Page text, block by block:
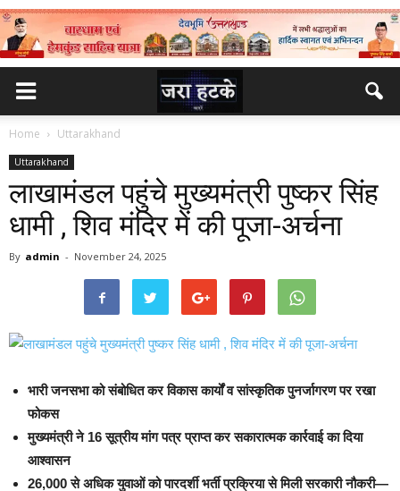
Home Uttarakhand
Uttarakhand
लाखामंडल पहुंचे मुख्यमंत्री पुष्कर सिंह
धामी , शिव मंदिर में की पूजा-अर्चना
By admin - November 24, 2025
भारी जनसभा को संबोधित कर विकास कार्यों व सांस्कृतिक पुनर्जागरण पर रखा
फोकस
मुख्यमंत्री ने 16 सूत्रीय मांग पत्र प्राप्त कर सकारात्मक कार्रवाई का दिया
आश्वासन
26,000 से अधिक युवाओं को पारदर्शी भर्ती प्रक्रिया से मिली सरकारी नौकरी—